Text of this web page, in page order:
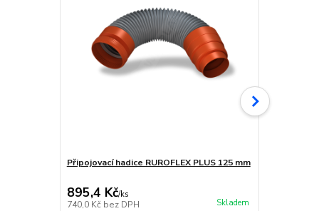
Připojovací hadice RUROFLEX PLUS 125 mm
895,4 Kč/ks
740,0 Kč bez DPH Skladem